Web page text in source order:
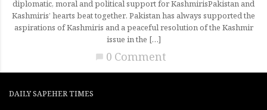
diplomatic, moral and political support for KashmirisPakistan and
Kashmiris’ hearts beat together. Pakistan has always supported the
aspirations of Kashmiris and a peaceful resolution of the Kashmir
issue in the […]
0 Comment
DAILY SAPEHER TIMES